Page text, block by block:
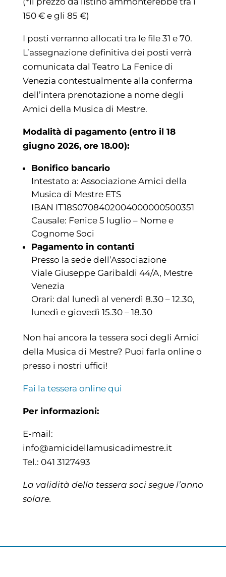
150 € e gli 85 €)
I posti verranno allocati tra le file 31 e 70.
L’assegnazione definitiva dei posti verrà
comunicata dal Teatro La Fenice di
Venezia contestualmente alla conferma
dell’intera prenotazione a nome degli
Amici della Musica di Mestre.
Modalità di pagamento (entro il 18
giugno 2026, ore 18.00):
Bonifico bancario
Intestato a: Associazione Amici della
Musica di Mestre ETS
IBAN IT18S0708402004000000500351
Causale: Fenice 5 luglio – Nome e
Cognome Soci
Pagamento in contanti
Presso la sede dell’Associazione
Viale Giuseppe Garibaldi 44/A, Mestre
Venezia
Orari: dal lunedì al venerdì 8.30 – 12.30,
lunedì e giovedì 15.30 – 18.30
Non hai ancora la tessera soci degli Amici
della Musica di Mestre? Puoi farla online o
presso i nostri uffici!
Fai la tessera online qui
Per informazioni:
E-mail:
info@amicidellamusicadimestre.it
Tel.: 041 3127493
La validità della tessera soci segue l’anno
solare.